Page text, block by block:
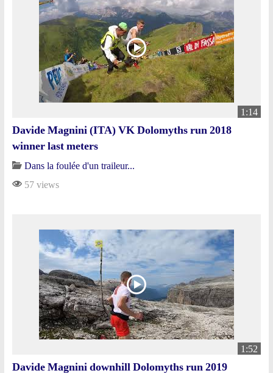
1:14
Davide Magnini (ITA) VK Dolomyths run 2018
winner last meters
Dans la foulée d'un traileur...
57 views
1:52
Davide Magnini downhill Dolomyths run 2019